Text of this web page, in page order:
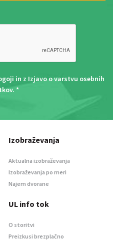
in z Izjavo o varstvu osebnih
. *
Izobraževanja
Aktualna izobraževanja
Izobraževanja po meri
Najem dvorane
UL info tok
O storitvi
Preizkusi brezplačno